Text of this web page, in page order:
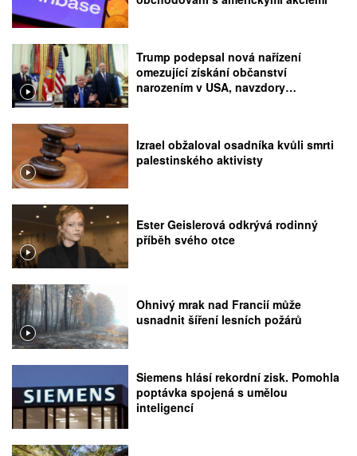
Trump podepsal nová nařízení
omezující získání občanství
narozením v USA, navzdory
Izrael obžaloval osadníka kvůli smrti
palestinského aktivisty
Ester Geislerová odkrývá rodinný
příběh svého otce
Ohnivý mrak nad Francií může
usnadnit šíření lesních požárů
Siemens hlásí rekordní zisk. Pomohla
poptávka spojená s umělou
inteligencí